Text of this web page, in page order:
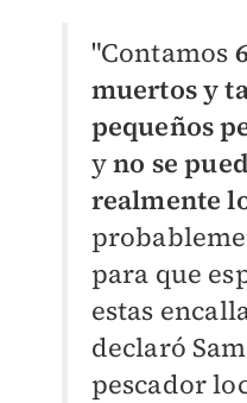
"Contamos
muertos y
pequeños
yno se
realmente
para que
estas
declaró
pescador